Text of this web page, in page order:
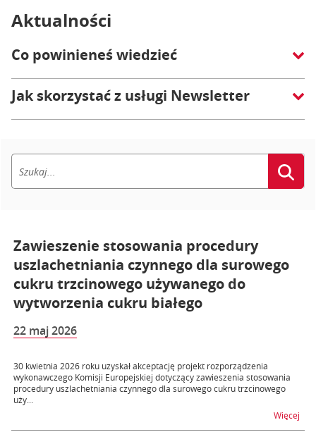
Aktualności
Co powinieneś wiedzieć
Jak skorzystać z usługi Newsletter
Zawieszenie stosowania procedury
uszlachetniania czynnego dla surowego
cukru trzcinowego używanego do
wytworzenia cukru białego
22 maj 2026
30 kwietnia 2026 roku uzyskał akceptację projekt rozporządzenia
wykonawczego Komisji Europejskiej dotyczący zawieszenia stosowania
procedury uszlachetniania czynnego dla surowego cukru trzcinowego
uży...
Więcej